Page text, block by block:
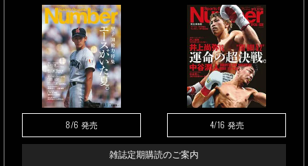
8/6 発売 4/16 発売
雑誌定期購読のご案内